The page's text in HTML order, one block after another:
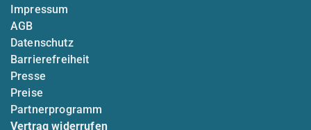
Impressum
AGB
Datenschutz
Barrierefreiheit
Presse
Preise
Partnerprogramm
Vertrag widerrufen